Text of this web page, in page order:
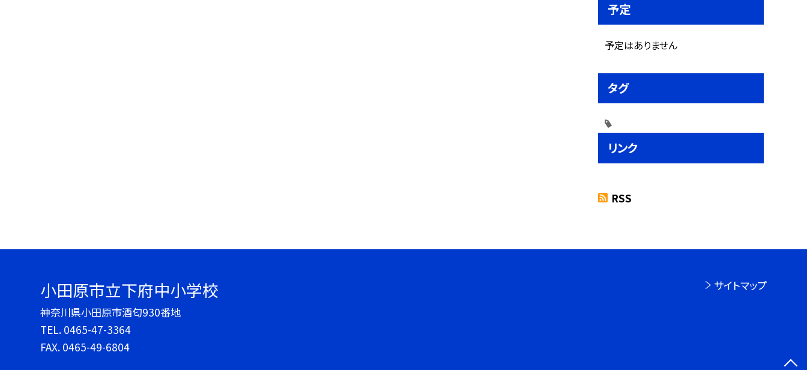
予定
予定はありません
タグ
リンク
RSS
小田原市立下府中小学校
神奈川県小田原市酒匂930番地
TEL. 0465-47-3364
FAX. 0465-49-6804
サイトマップ